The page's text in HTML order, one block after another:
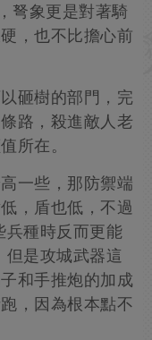
弩象更是對著騎
，也不比擔心前
砸樹的部門，完
路，殺進敵人老
所在。
一些，那防禦端
，盾也低，不過
兵種時反而更能
是攻城武器這
和手推炮的加成
，因為根本點不